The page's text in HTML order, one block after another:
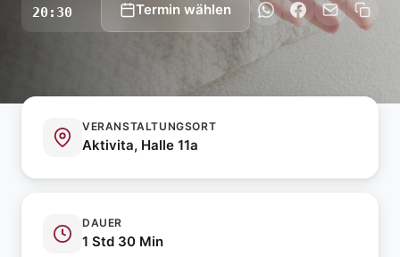
20:30
Termin wählen
VERANSTALTUNGSORT
Aktivita, Halle 11a
DAUER
1 Std 30 Min